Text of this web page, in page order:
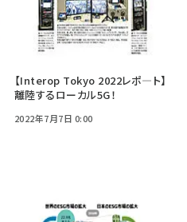
【Interop Tokyo 2022レポ—ト】
離陸するローカル5G！
2022年7月7日 0:00